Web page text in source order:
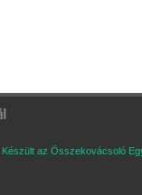
Készült az Összekovácsoló